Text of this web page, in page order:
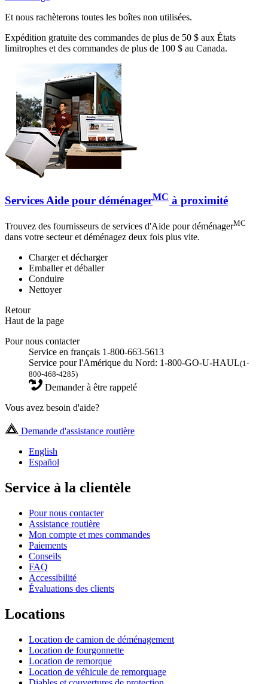
Et nous rachèterons toutes les boîtes non utilisées.
Expédition gratuite des commandes de plus de 50 $ aux États
limitrophes et des commandes de plus de 100 $ au Canada.
Services Aide pour déménagerMC à proximité
Trouvez des fournisseurs de services d'Aide pour déménagerMC
dans votre secteur et déménagez deux fois plus vite.
Charger et décharger
Emballer et déballer
Conduire
Nettoyer
Retour
Haut de la page
Pour nous contacter
Service en français 1-800-663-5613
Service pour l'Amérique du Nord: 1-800-GO-U-HAUL(1-
800-468-4285)
Demander à être rappelé
Vous avez besoin d'aide?
Demande d'assistance routière
English
Español
Service à la clientèle
Pour nous contacter
Assistance routière
Mon compte et mes commandes
Paiements
Conseils
FAQ
Accessibilité
Évaluations des clients
Locations
Location de camion de déménagement
Location de fourgonnette
Location de remorque
Location de véhicule de remorquage